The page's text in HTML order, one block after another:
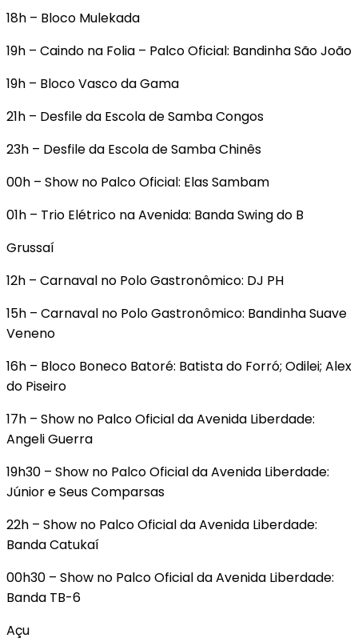
18h – Bloco Mulekada
19h – Caindo na Folia – Palco Oficial: Bandinha São João
19h – Bloco Vasco da Gama
21h – Desfile da Escola de Samba Congos
23h – Desfile da Escola de Samba Chinês
00h – Show no Palco Oficial: Elas Sambam
01h – Trio Elétrico na Avenida: Banda Swing do B
Grussaí
12h – Carnaval no Polo Gastronômico: DJ PH
15h – Carnaval no Polo Gastronômico: Bandinha Suave
Veneno
16h – Bloco Boneco Batoré: Batista do Forró; Odilei; Alex
do Piseiro
17h – Show no Palco Oficial da Avenida Liberdade:
Angeli Guerra
19h30 – Show no Palco Oficial da Avenida Liberdade:
Júnior e Seus Comparsas
22h – Show no Palco Oficial da Avenida Liberdade:
Banda Catukaí
00h30 – Show no Palco Oficial da Avenida Liberdade:
Banda TB-6
Açu